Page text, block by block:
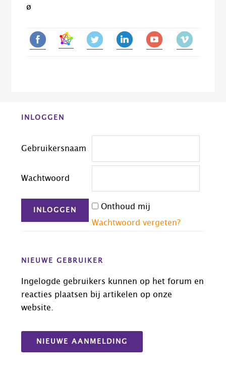
ø
Before
INLOGGEN
Gebruikersnaam
Wachtwoord
Onthoud mij
Wachtwoord vergeten?
NIEUWE GEBRUIKER
Ingelogde gebruikers kunnen op het forum en
reacties plaatsen bij artikelen op onze
website.
NIEUWE AANMELDING